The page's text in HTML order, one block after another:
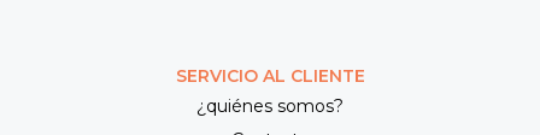
SERVICIO AL CLIENTE
¿quiénes somos?